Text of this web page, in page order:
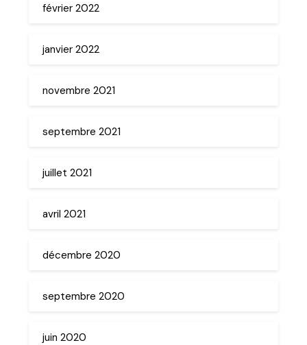
février 2022
janvier 2022
novembre 2021
septembre 2021
juillet 2021
avril 2021
décembre 2020
septembre 2020
juin 2020